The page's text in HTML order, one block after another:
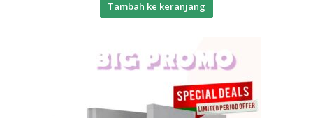
Tambah ke keranjang